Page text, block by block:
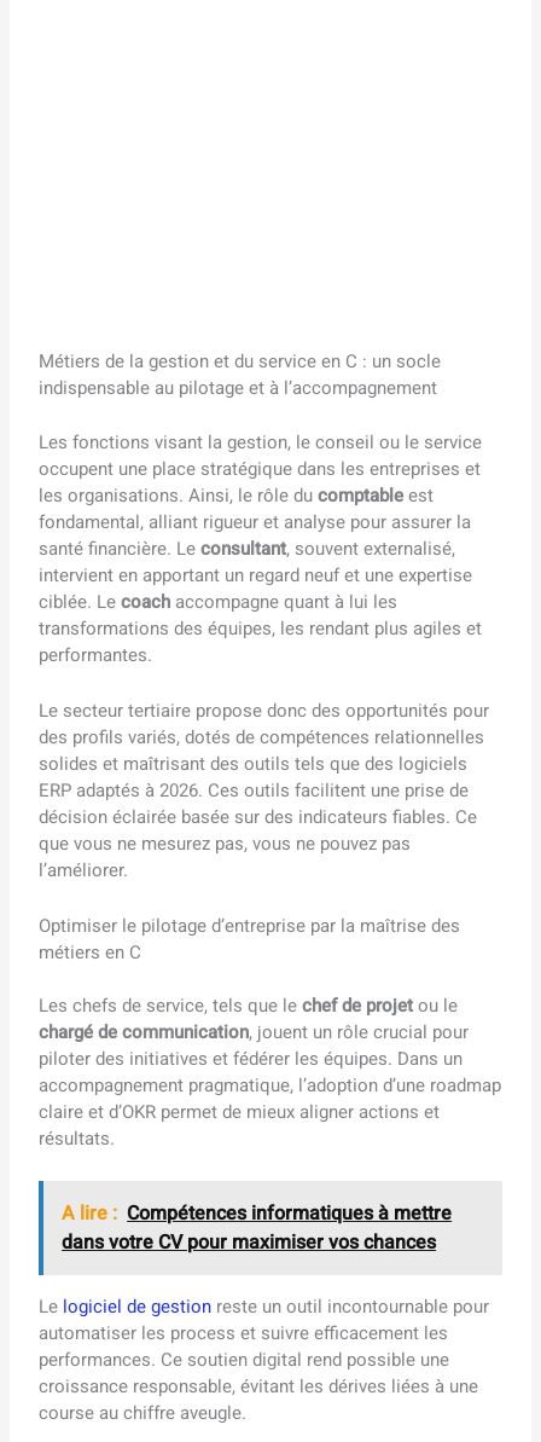
Métiers de la gestion et du service en C : un socle
indispensable au pilotage et à l’accompagnement
Les fonctions visant la gestion, le conseil ou le service
occupent une place stratégique dans les entreprises et
les organisations. Ainsi, le rôle ducomptableest
fondamental, alliant rigueur et analyse pour assurer la
santé financière. Leconsultant, souvent externalisé,
intervient en apportant un regard neuf et une expertise
ciblée. Lecoach accompagne quant à lui les
transformations des équipes, les rendant plus agiles et
performantes.
Le secteur tertiaire propose donc des opportunités pour
des profils variés, dotés de compétences relationnelles
solides et maîtrisant des outils tels que des logiciels
ERP adaptés à 2026. Ces outils facilitent une prise de
décision éclairée basée sur des indicateurs fiables. Ce
que vous ne mesurez pas, vous ne pouvez pas
l’améliorer.
Optimiser le pilotage d’entreprise par la maîtrise des
métiers en C
Les chefs de service, tels que lechef de projetou le
chargé de communication, jouent un rôle crucial pour
piloter des initiatives et fédérer les équipes. Dans un
accompagnement pragmatique, l’adoption d’une roadmap
claire et d’OKR permet de mieux aligner actions et
résultats.
A lire : Compétences informatiques à mettre
dans votre CV pour maximiser vos chances
Le logiciel de gestion reste un outil incontournable pour
automatiser les process et suivre efficacement les
performances. Ce soutien digital rend possible une
croissance responsable, évitant les dérives liées à une
course au chiffre aveugle.